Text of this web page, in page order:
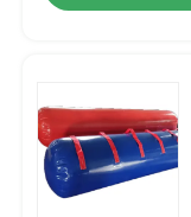
Videos